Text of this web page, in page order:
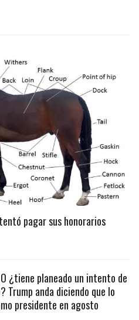
pagar sus honorarios
¿tiene planeado un intento de
Trump anda diciendo que lo
presidente en agosto